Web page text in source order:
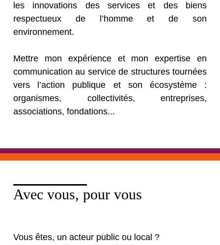
les innovations des services et des biens
respectueux de l’homme et de son
environnement.
Mettre mon expérience et mon expertise en
communication au service de structures tournées
vers l’action publique et son écosystème :
organismes, collectivités, entreprises,
associations, fondations...
Avec vous, pour vous
Vous êtes, un acteur public ou local ?